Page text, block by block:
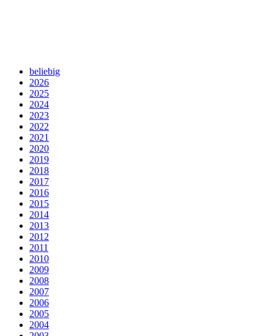
beliebig
2026
2025
2024
2023
2022
2021
2020
2019
2018
2017
2016
2015
2014
2013
2012
2011
2010
2009
2008
2007
2006
2005
2004